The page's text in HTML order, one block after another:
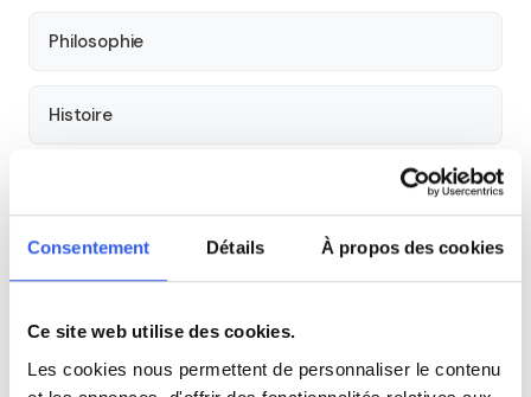
Consentement Détails À propos des cookies
Ce site web utilise des cookies.
Les cookies nous permettent de personnaliser le contenu
Philosophie
Histoire
Espagnol
Allemand